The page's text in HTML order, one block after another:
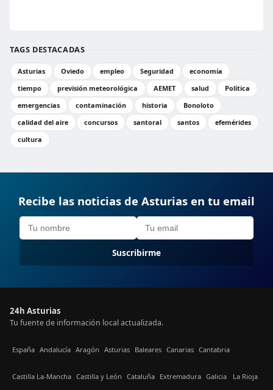
TAGS DESTACADAS
Asturias Oviedo empleo Seguridad
economía
tiempo
previsión meteorológica AEMET salud
Política
emergencias
contaminación historia
Bonoloto
calidad del aire
concursos santoral santos
efemérides
cultura
Recibe las noticias de Asturias en tu email
Suscribirme
24h Asturias
Tu fuente de información local actualizada.
España Andalucía Aragón Asturias Baleares Canarias Cantabria
Castilla La-Mancha Castilla y León Cataluña Extremadura Galicia La Rioja